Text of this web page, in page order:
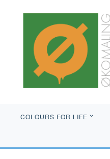
COLOURS FOR LIFE